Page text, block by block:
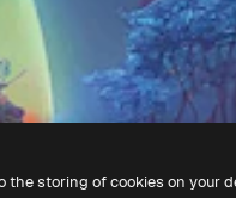
the storing of cookies on your